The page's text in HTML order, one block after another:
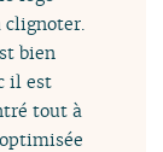
bien
il est
tout à